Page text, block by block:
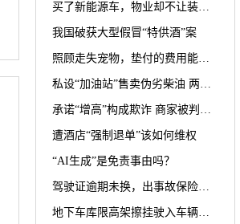
买了新能源车，物业却不让装充电桩？
我国破获大型假冒“特供酒”案
照顾走失宠物，垫付的费用能要回吗？
私设“加油站”售卖伪劣柴油 两被告人犯生产、销售伪劣产品罪获刑罚
承诺“增高”构成欺诈 商家被判退一赔三
遭酒店“强制退单”该如何维权
“AI生成”是免责事由吗？
驾驶证逾期未换，出事故保险公司赔不赔？
地下车库限高架擦挂驶入车辆致损，车库管理方因限高架设置高度不符合规范被判担责70%